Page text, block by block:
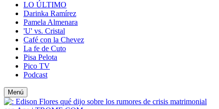
LO ÚLTIMO
Darinka Ramírez
Pamela Almenara
'U' vs. Cristal
Café con la Chevez
La fe de Cuto
Pisa Pelota
Pico TV
Podcast
Menú